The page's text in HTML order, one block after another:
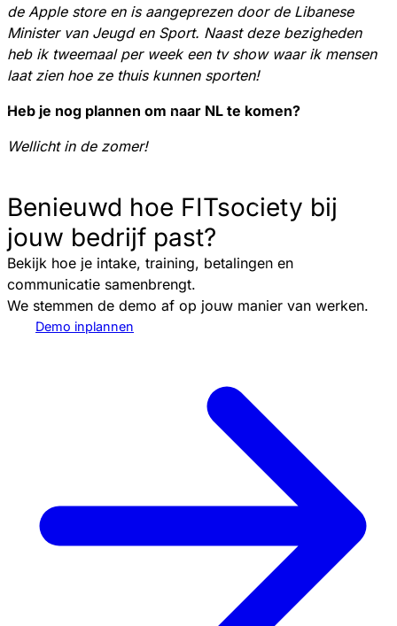
de Apple store en is aangeprezen door de Libanese
Minister van Jeugd en Sport. Naast deze bezigheden
heb ik tweemaal per week een tv show waar ik mensen
laat zien hoe ze thuis kunnen sporten!
Heb je nog plannen om naar NL te komen?
Wellicht in de zomer!
Benieuwd hoe FITsociety bij
jouw bedrijf past?
Bekijk hoe je intake, training, betalingen en
communicatie samenbrengt.
We stemmen de demo af op jouw manier van werken.
Demo inplannen